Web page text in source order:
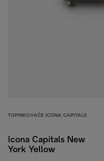
TOPINKOVAČE ICONA CAPITALS
Icona Capitals New
York Yellow